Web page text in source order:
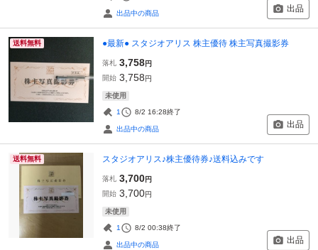
出品中の商品 出品
送料無料 ●最新● スタジオアリス 株主優待 株主写真撮影券
落札 3,758円
開始 3,758円
未使用
1 8/2 16:28終了
出品中の商品 出品
送料無料 スタジオアリス♪株主優待券♪送料込みです
落札 3,700円
開始 3,700円
未使用
1 8/2 00:38終了
出品中の商品 出品